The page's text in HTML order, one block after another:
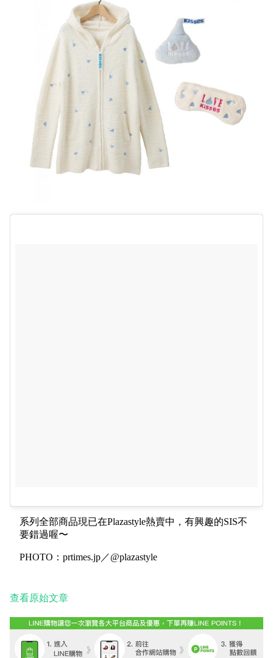
系列全部商品現已在Plazastyle熱賣中，有興趣的SIS不
要錯過喔〜
PHOTO：prtimes.jp／@plazastyle
查看原始文章